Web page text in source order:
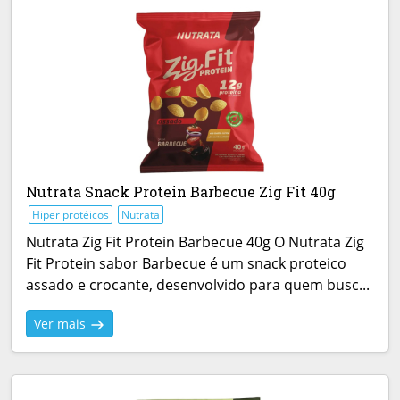
Nutrata Snack Protein Barbecue Zig Fit 40g
Hiper protéicos Nutrata
Nutrata Zig Fit Protein Barbecue 40g O Nutrata Zig
Fit Protein sabor Barbecue é um snack proteico
assado e crocante, desenvolvido para quem busc...
Ver mais